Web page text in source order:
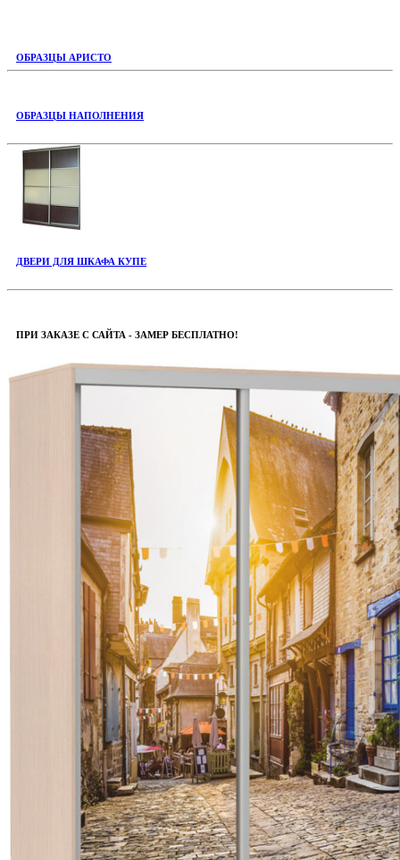
ОБРАЗЦЫ АРИСТО
ОБРАЗЦЫ НАПОЛНЕНИЯ
ДВЕРИ ДЛЯ ШКАФА КУПЕ
ПРИ ЗАКАЗЕ С САЙТА - ЗАМЕР БЕСПЛАТНО!